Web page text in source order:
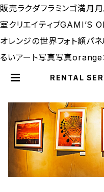
販売ラクダフラミンゴ満月
室クリエイティブ
オレンジの世界フォト額パ
るいアート写真写真orange
RENTAL